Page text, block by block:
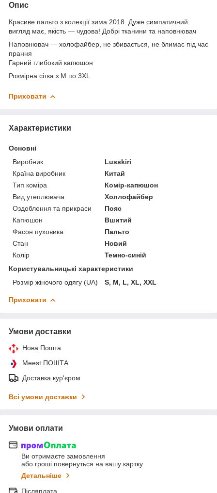
Опис
Красиве пальто з колекції зима 2018. Дуже симпатичний
вигляд має, якість — чудова! Добрі тканини та наповнювач
Наповнювач — холофайбер, не збивається, не блимає під час
прання
Гарний глибокий капюшон
Розмірна сітка з M по 3XL
Приховати
Характеристики
Основні
Виробник
Lusskiri
Країна виробник
Китай
Тип коміра
Комір-капюшон
Вид утеплювача
Холлофайбер
Оздоблення та прикраси
Пояс
Капюшон
Вшитий
Фасон пуховика
Пальто
Стан
Новий
Колір
Темно-синій
Користувальницькі характеристики
Розмір жіночого одягу (UA)
S, M, L, XL, XXL
Приховати
Умови доставки
Нова Пошта
Meest ПОШТА
Доставка кур'єром
Всі умови доставки
Умови оплати
Ви отримаєте замовлення
або гроші повернуться на вашу картку
Детальніше
Післяплата